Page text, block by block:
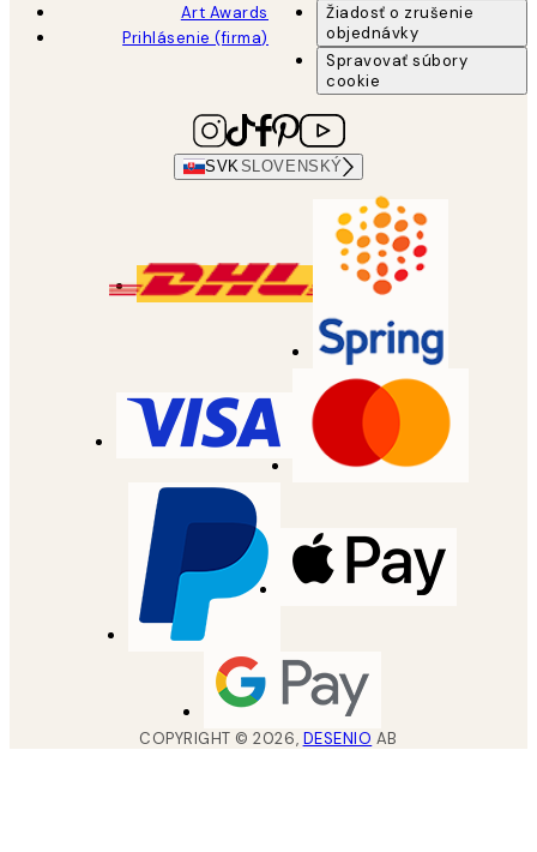
Art Awards
Prihlásenie (firma)
Žiadosť o zrušenie
objednávky
Spravovať súbory
cookie
SVKSLOVENSKÝ
COPYRIGHT ©2026, DESENIO AB